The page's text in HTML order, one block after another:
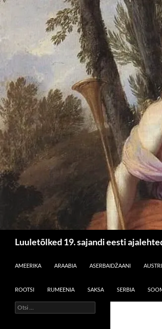
Luuletõlked 19. sajandi eesti
AMEERIKA
ARAABIA ASERBAIDŽAANI
ROOTSI RUMEENIA SAKSA SERBIA
Otsi: